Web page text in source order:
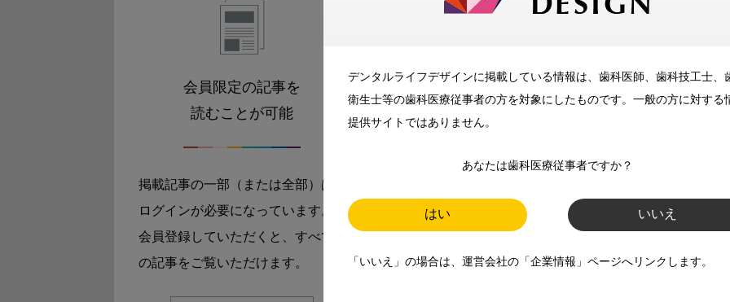
デンタルライフデザインに掲載している情報は、歯科医師、歯科技工士、
衛生士等の歯科医療従事者の方を対象にしたものです。一般の方に対する
提供サイトではありません。
あなたは歯科医療従事者ですか？
はい いいえ
「いいえ」の場合は、運営会社の「企業情報」ページへリンクします。
会員限定の記事を
読むことが可能
掲載記事の一部（または全部）は
ログインが必要になっています。
会員登録していただくと、すべて
の記事をご覧いただけます。
メールマガジンでお届け
師、歯科衛生士、歯科技工士）に
お届けします。